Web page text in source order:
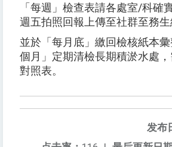
「每週」檢查表請各處室/科確
週五拍照回報上傳至社群至務
並於「每月底」繳回檢核紙本
個月」定期清檢長期積淤水處
對照表。
发布